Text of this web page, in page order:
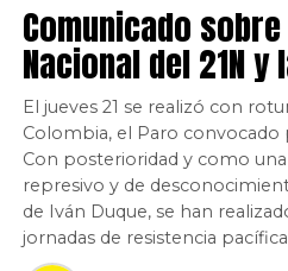
Comunicado
Nacional del 21N
El jueves 21 se realizó con
Colombia, el Paro convocado
Con posterioridad y como
represivo y de
de Iván Duque, se han
jornadas de resistencia